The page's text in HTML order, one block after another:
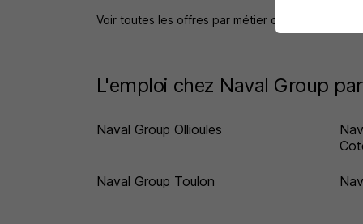
Voir toutes les offres par métier chez Naval
L'emploi chez Naval Group
Naval Group Ollioules
Naval Group Toulon